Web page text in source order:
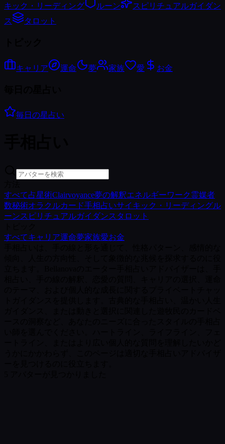
キック・リーディング
ルーン
スピリチュアルガイダン
ス
タロット
キャリア 運命 夢 家族 愛 お金
毎日の星占い
すべて占星術Clairvoyance夢の解釈エネルギーワーク 霊媒者
数秘術オラクルカード手相占いサイキック・リーディングル
ーンスピリチュアルガイダンス タロット
すべてキャリア運命夢家族愛お金